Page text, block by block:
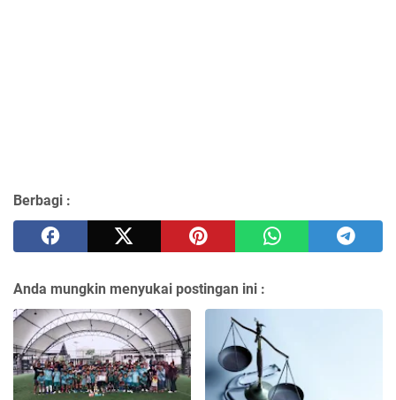
Berbagi :
Anda mungkin menyukai postingan ini :